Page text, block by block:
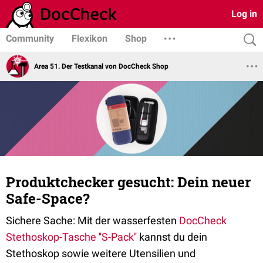
Log in
Community Flexikon Shop
Area 51. Der Testkanal von DocCheck Shop
Produktchecker gesucht: Dein neuer
Safe-Space?
Sichere Sache: Mit der wasserfesten DocCheck
Stethoskop-Tasche ''S-Pack'' kannst du dein
Stethoskop sowie weitere Utensilien und